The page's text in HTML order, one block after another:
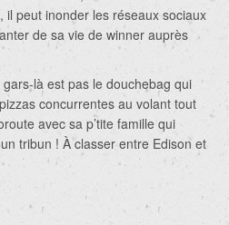
il peut inonder les réseaux sociaux
de sa vie de winner auprès
là est pas le douchebag qui
concurrentes au volant tout
avec sa p’tite famille qui
tribun ! À classer entre Edison et